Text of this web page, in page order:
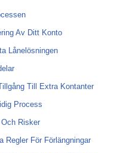
Av Ditt Konto
Lånelösningen
Till Extra Kontanter
Process
Risker
Regler För Förlängningar